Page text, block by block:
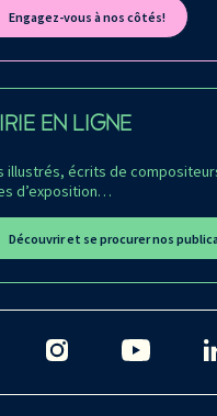
Engagez-vous à nos côtés!
EN LIGNE
illustrés, écrits de
d’exposition…
Découvrir et se procurer nos